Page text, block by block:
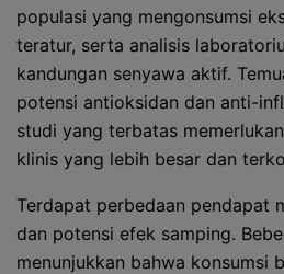
populasi yang mengonsumsi
teratur, serta analisis
kandungan senyawa aktif.
potensi antioksidan dan anti-
studi yang terbatas
klinis yang lebih besar dan
Terdapat perbedaan pendapat
dan potensi efek samping.
menunjukkan bahwa konsumsi